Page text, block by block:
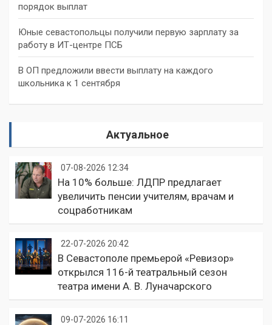
порядок выплат
Юные севастопольцы получили первую зарплату за
работу в ИТ-центре ПСБ
В ОП предложили ввести выплату на каждого
школьника к 1 сентября
Актуальное
07-08-2026 12:34
На 10% больше: ЛДПР предлагает
увеличить пенсии учителям, врачам и
соцработникам
22-07-2026 20:42
В Севастополе премьерой «Ревизор»
открылся 116-й театральный сезон
театра имени А. В. Луначарского
09-07-2026 16:11